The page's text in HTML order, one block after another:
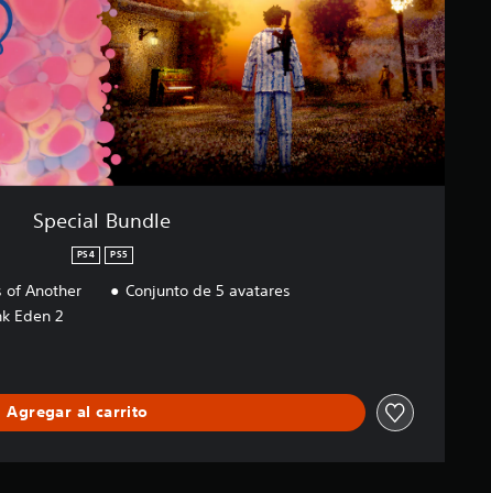
Special Bundle
PS4 PS5
of Another
Eden 2
Conjunto de 5 avatares
Agregar al carrito